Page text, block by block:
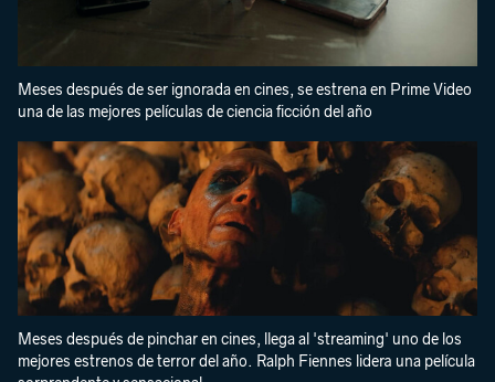
Meses después de ser ignorada en cines, se estrena en Prime Video
una de las mejores películas de ciencia ficción del año
Meses después de pinchar en cines, llega al 'streaming' uno de los
mejores estrenos de terror del año. Ralph Fiennes lidera una película